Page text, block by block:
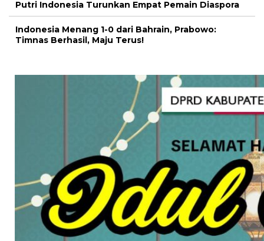
Putri Indonesia Turunkan Empat Pemain Diaspora
Indonesia Menang 1-0 dari Bahrain, Prabowo:
Timnas Berhasil, Maju Terus!